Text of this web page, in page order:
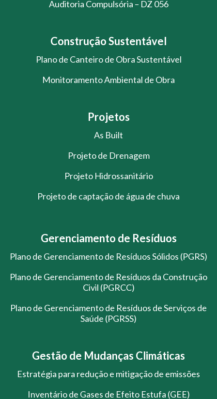
Auditoria Compulsória – DZ 056
Construção Sustentável
Plano de Canteiro de Obra Sustentável
Monitoramento Ambiental de Obra
Projetos
As Built
Projeto de Drenagem
Projeto Hidrossanitário
Projeto de captação de água de chuva
Gerenciamento de Resíduos
Plano de Gerenciamento de Resíduos Sólidos (PGRS)
Plano de Gerenciamento de Resíduos da Construção
Civil (PGRCC)
Plano de Gerenciamento de Resíduos de Serviços de
Saúde (PGRSS)
Gestão de Mudanças Climáticas
Estratégia para redução e mitigação de emissões
Inventário de Gases de Efeito Estufa (GEE)